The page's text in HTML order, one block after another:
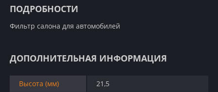
ПОДРОБНОСТИ
Фильтр салона для автомобилей
ДОПОЛНИТЕЛЬНАЯ ИНФОРМАЦИЯ
Высота (мм)
21,5